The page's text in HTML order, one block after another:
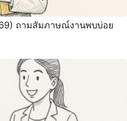
ถามสัมภาษณ์งานพบบ่อย